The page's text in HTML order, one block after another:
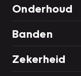
Onderhoud
Banden
Zekerheid